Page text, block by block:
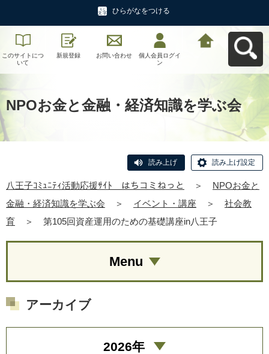
ひらがなをつける
このサイトにつ
いて
新規登録 お問い合わせ
個人会員ログイ
ン
NPOお金と金融・経済知識を学ぶ会
読み上げ 読み上げ設定
八王子ｺﾐｭﾆﾃｨ活動応援ｻｲﾄ はちコミねっと ＞
NPOお金と
金融・経済知識を学ぶ会
＞ イベント・講座 ＞
社会教
育
＞ 第105回資産運用のための基礎講座in八王子
Menu
アーカイブ
2026年